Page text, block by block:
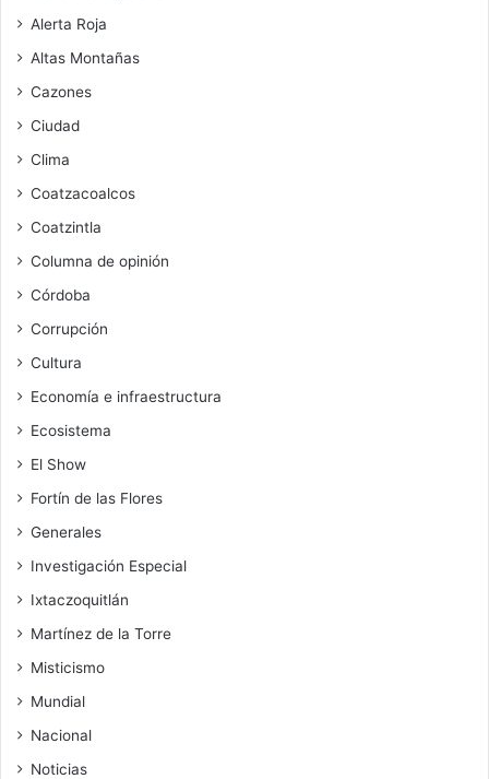
Alerta Roja
Altas Montañas
Cazones
Ciudad
Clima
Coatzacoalcos
Coatzintla
Columna de opinión
Córdoba
Corrupción
Cultura
Economía e infraestructura
Ecosistema
El Show
Fortín de las Flores
Generales
Investigación Especial
Ixtaczoquitlán
Martínez de la Torre
Misticismo
Mundial
Nacional
Noticias